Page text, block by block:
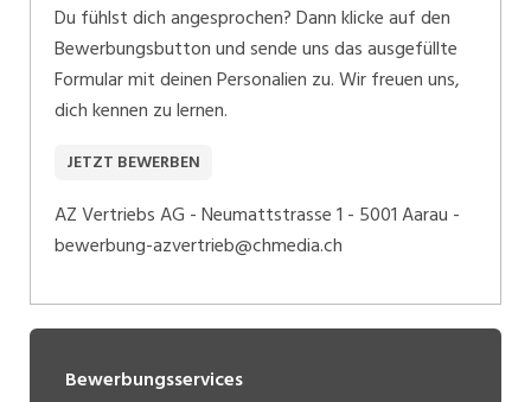
Du fühlst dich angesprochen? Dann klicke auf den
Bewerbungsbutton und sende uns das ausgefüllte
Formular mit deinen Personalien zu. Wir freuen uns,
dich kennen zu lernen.
JETZT BEWERBEN
AZ Vertriebs AG - Neumattstrasse 1 - 5001 Aarau -
bewerbung-azvertrieb@chmedia.ch
Bewerbungsservices